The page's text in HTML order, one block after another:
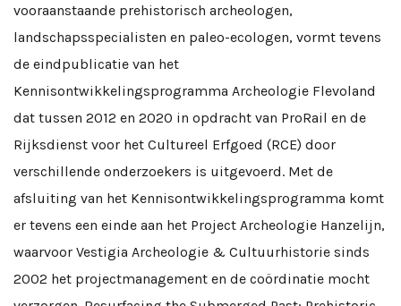
vooraanstaande prehistorisch archeologen,
landschapsspecialisten en paleo-ecologen, vormt tevens
de eindpublicatie van het
Kennisontwikkelingsprogramma Archeologie Flevoland
dat tussen 2012 en 2020 in opdracht van ProRail en de
Rijksdienst voor het Cultureel Erfgoed (RCE) door
verschillende onderzoekers is uitgevoerd. Met de
afsluiting van het Kennisontwikkelingsprogramma komt
er tevens een einde aan het Project Archeologie Hanzelijn,
waarvoor Vestigia Archeologie & Cultuurhistorie sinds
2002 het projectmanagement en de coördinatie mocht